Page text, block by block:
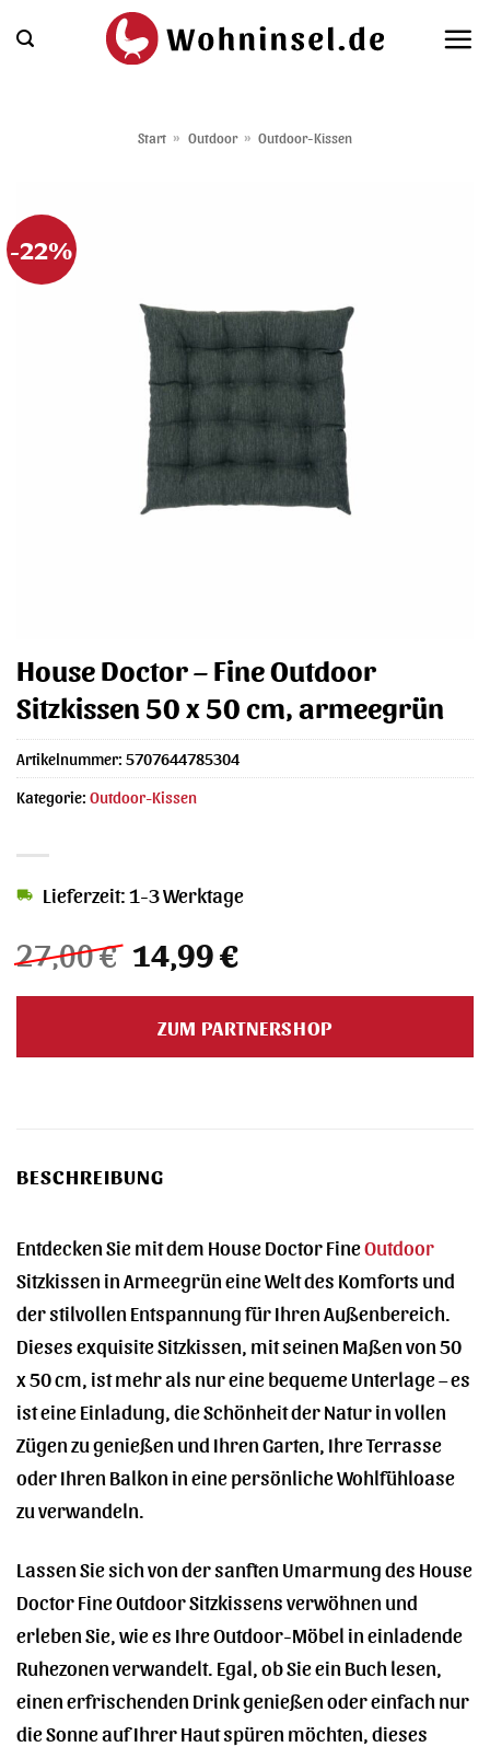
Inhalt
Start » Outdoor » Outdoor-Kissen
-22%
House Doctor – Fine Outdoor
Sitzkissen 50 x 50 cm, armeegrün
27,00€ Ursprünglicher
Preis
war:
27,00 €
14,99€Aktueller
ist:
14,99 €.
Lieferzeit: 1-3 Werktage
ZUM PARTNERSHOP
Artikelnummer: 5707644785304
Kategorie: Outdoor-Kissen
BESCHREIBUNG
Entdecken Sie mit dem House Doctor FineOutdoor
Sitzkissen in Armeegrün eine Welt des Komforts und
der stilvollen Entspannung für Ihren Außenbereich.
Dieses exquisite Sitzkissen, mit seinen Maßen von 50
x 50 cm, ist mehr als nur eine bequeme Unterlage – es
ist eine Einladung, die Schönheit der Natur in vollen
Zügen zu genießen und Ihren Garten, Ihre Terrasse
oder Ihren Balkon in eine persönliche Wohlfühloase
zu verwandeln.
Lassen Sie sich von der sanften Umarmung des House
Doctor Fine Outdoor Sitzkissens verwöhnen und
erleben Sie, wie es Ihre Outdoor-Möbel in einladende
Ruhezonen verwandelt. Egal, ob Sie ein Buch lesen,
einen erfrischenden Drink genießen oder einfach nur
die Sonne auf Ihrer Haut spüren möchten, dieses